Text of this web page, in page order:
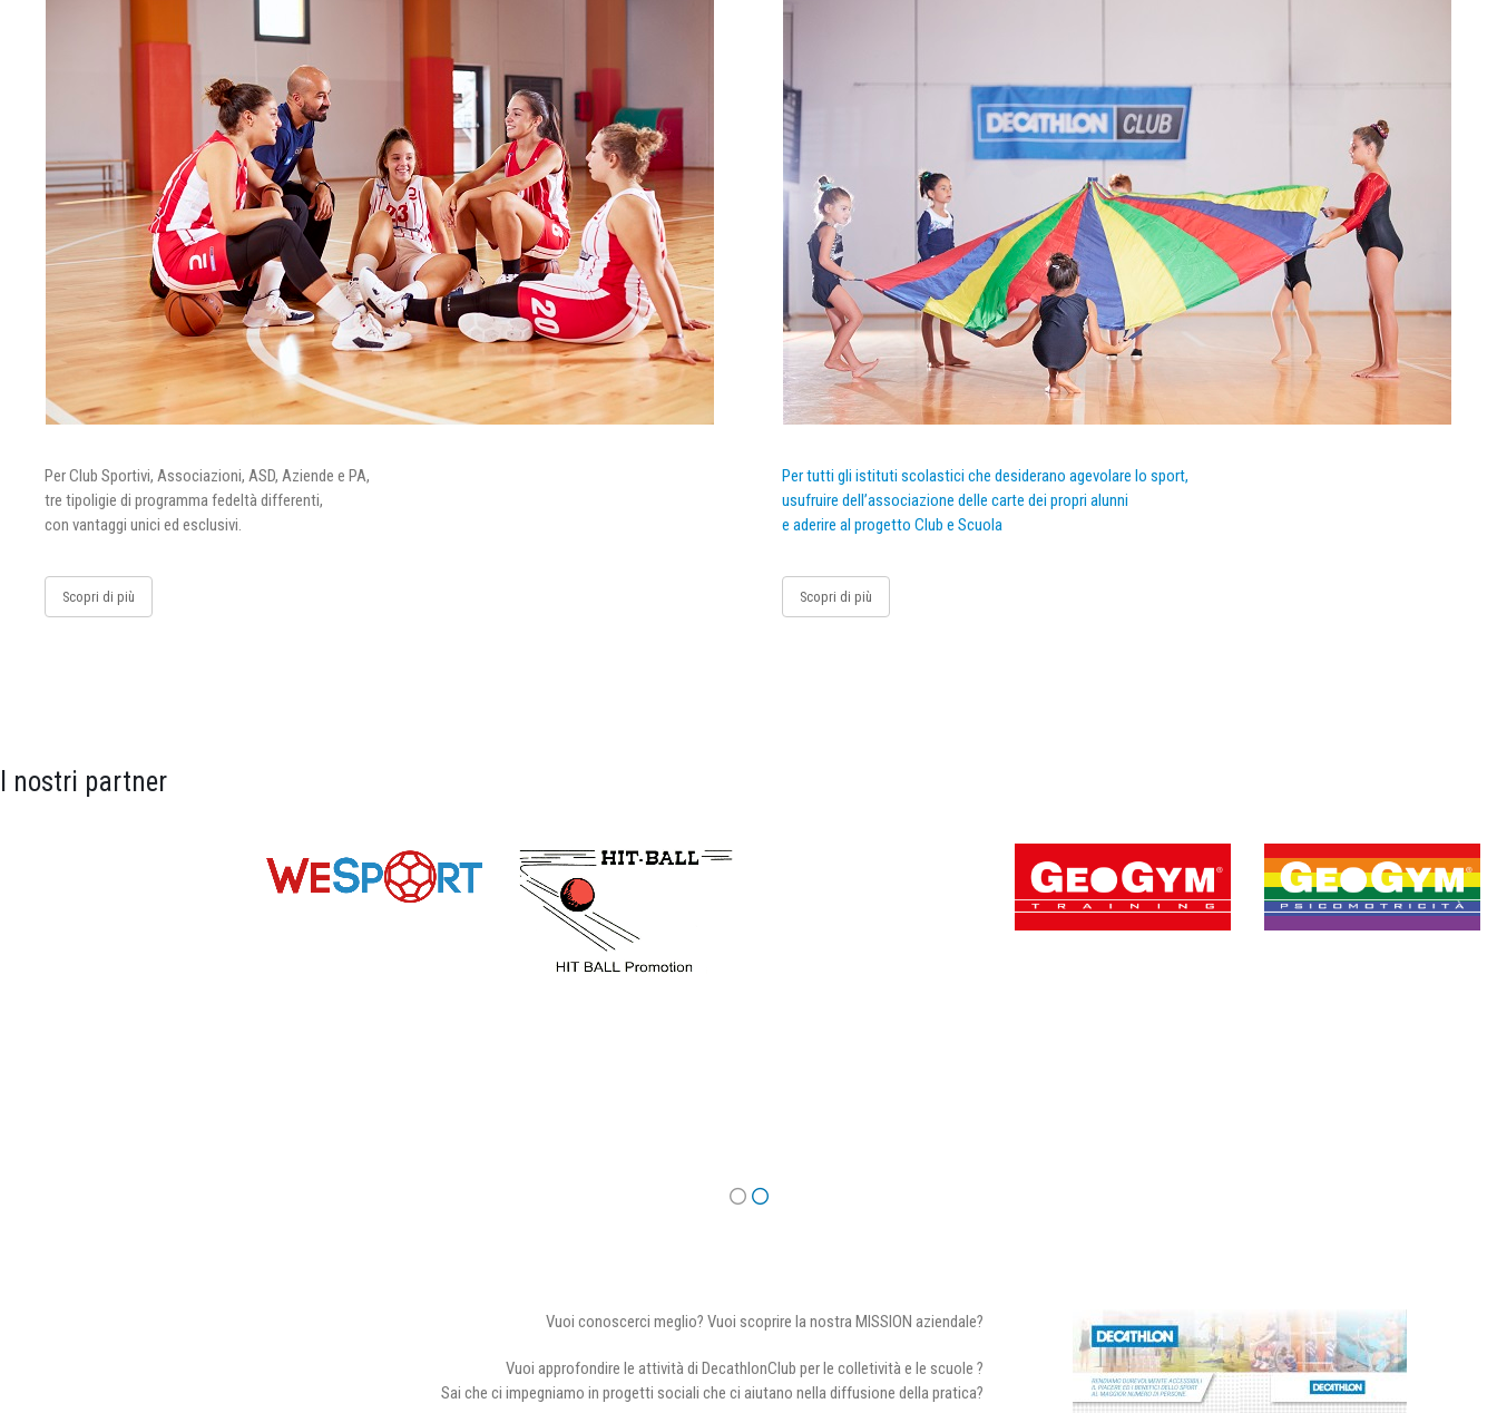
Per Club Sportivi, Associazioni, ASD, Aziende e PA,
tre tipoligie di programma fedeltà differenti,
con vantaggi unici ed esclusivi.
Scopri di più
Per tutti gli istituti scolastici che desiderano agevolare lo sport,
usufruire dell’associazione delle carte dei propri alunni
e aderire al progetto Club e Scuola
Scopri di più
I nostri partner
Vuoi conoscerci meglio? Vuoi scoprire la nostra MISSION aziendale?
Vuoi approfondire le attività di DecathlonClub per le colletività e le scuole ?
Sai che ci impegniamo in progetti sociali che ci aiutano nella diffusione della pratica?